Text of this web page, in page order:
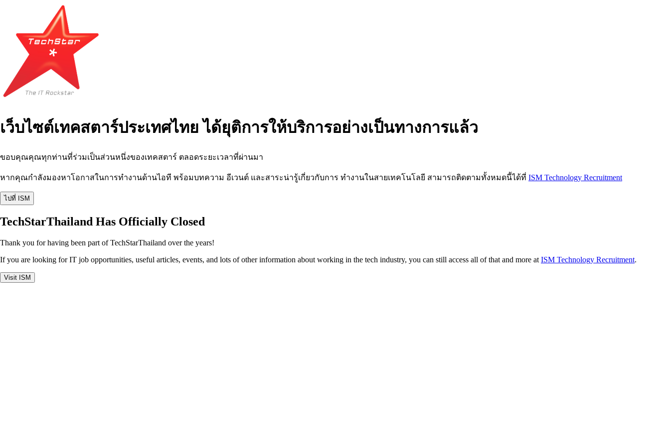
เว็บไซต์เทคสตาร์ประเทศไทย ได้ยุติการให้บริการอย่างเป็นทางการแล้ว
ขอบคุณคุณทุกท่านที่ร่วมเป็นส่วนหนึ่งของเทคสตาร์ ตลอดระยะเวลาที่ผ่านมา
หากคุณกำลังมองหาโอกาสในการทำงานด้านไอที พร้อมบทความ อีเวนต์ และสาระน่ารู้เกี่ยวกับการ ทำงานในสายเทคโนโลยี สามารถติดตามทั้งหมดนี้ได้ที่ ISM Technology Recruitment
ไปที่ ISM
TechStarThailand Has Officially Closed
Thank you for having been part of TechStarThailand over the years!
If you are looking for IT job opportunities, useful articles, events, and lots of other information about working in the tech industry, you can still access all of that and more at ISM Technology Recruitment.
Visit ISM